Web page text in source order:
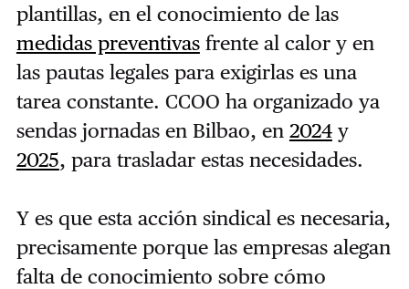
plantillas, en el conocimiento de las
medidas preventivasfrente al calor y en
las pautas legales para exigirlas es una
tarea constante. CCOO ha organizado ya
sendas jornadas en Bilbao, en 2024y
2025, para trasladar estas necesidades.
Y es que esta acción sindical es necesaria,
precisamente porque las empresas alegan
falta de conocimiento sobre cómo